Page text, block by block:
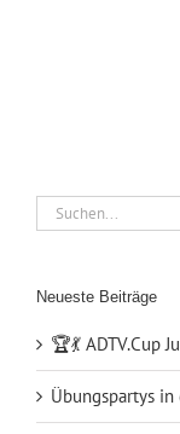
Suche
nach:
Neueste Beiträge
🏆💃 ADTV.Cup
Übungspartys